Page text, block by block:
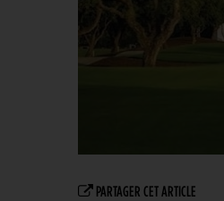
PARTAGER CET ARTICLE